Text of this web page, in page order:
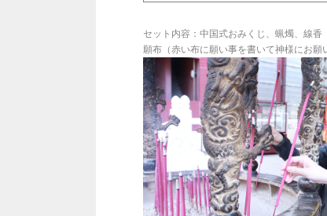
セット内容：中国式おみくじ、蝋燭、線
願布（赤い布に願い事を書いて神様にお願